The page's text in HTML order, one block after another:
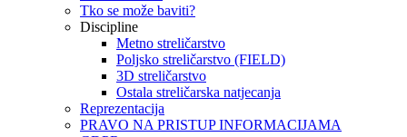
Tko se može baviti?
Discipline
Metno streličarstvo
Poljsko streličarstvo (FIELD)
3D streličarstvo
Ostala streličarska natjecanja
Reprezentacija
PRAVO NA PRISTUP INFORMACIJAMA